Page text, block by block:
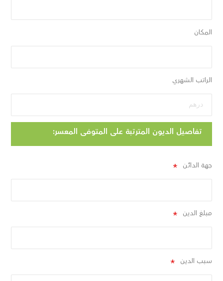
المكان
الراتب الشهري
تفاصيل الديون المترتبة على المتوفى المعسر:
جهة الدائن
مبلغ الدين
سبب الدين